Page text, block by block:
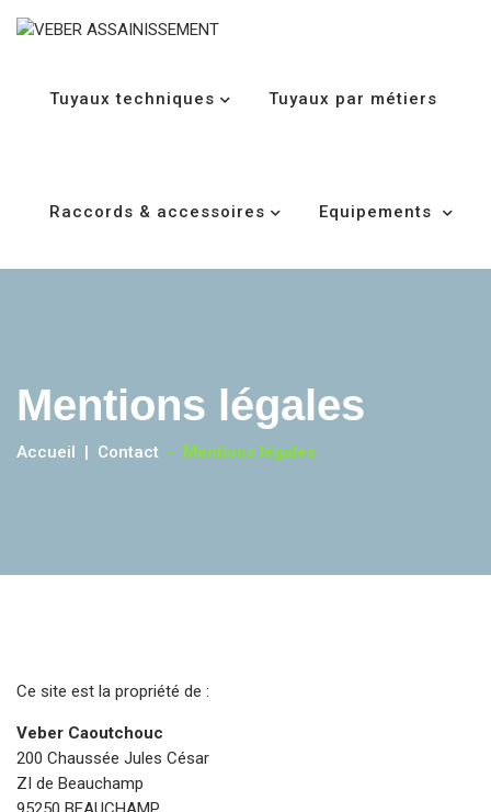
Tuyaux techniques Tuyaux par métiers
Raccords & accessoires Equipements
Mentions légales
Accueil Contact - Mentions légales
Ce site est la propriété de :
Veber Caoutchouc
200 Chaussée Jules César
ZI de Beauchamp